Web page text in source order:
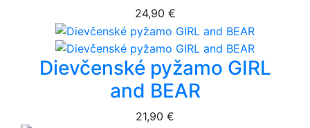
24,90 €
Dievčenské pyžamo GIRL
and BEAR
21,90 €